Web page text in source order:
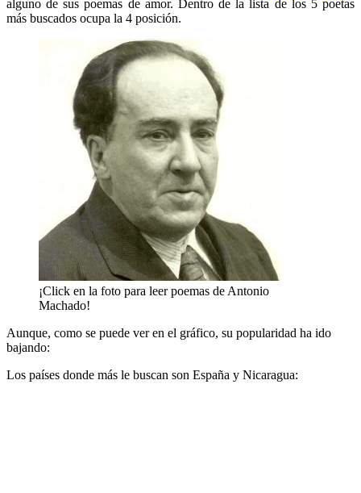
alguno de sus poemas de amor. Dentro de la lista de los 5 poetas
más buscados ocupa la 4 posición.
¡Click en la foto para leer poemas de Antonio
Machado!
Aunque, como se puede ver en el gráfico, su popularidad ha ido
bajando:
Los países donde más le buscan son España y Nicaragua: